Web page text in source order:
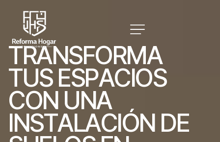
TRANSFORMA
TUS ESPACIOS
CON UNA
INSTALACIÓN DE